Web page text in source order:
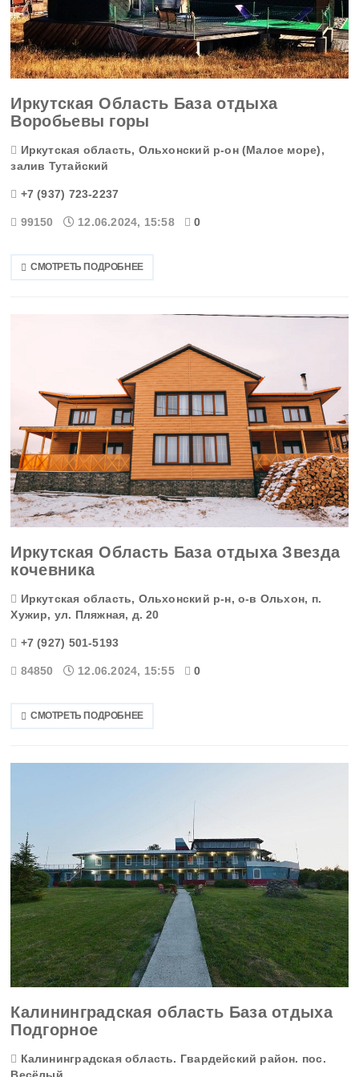
Оренбургская область
Орловская область
Пермский край
Самарская область
Саратовская область
Саха Якутия
Сахалинская область
Свердловская область
Северная Осетия
Смоленская область
Таймырский край
Тульская область
Тыва
Тюменская область
Удмуртская Республика
Ульяновская область
Иркутская Область База отдыха
Воробьевы горы
Иркутская область, Ольхонский р-он (Малое море),
залив Тутайский
+7 (937) 723-2237
99150 12.06.2024, 15:58 0
СМОТРЕТЬ ПОДРОБНЕЕ
Иркутская Область База отдыха Звезда
кочевника
Иркутская область, Ольхонский р-н, о-в Ольхон, п.
Хужир, ул. Пляжная, д. 20
+7 (927) 501-5193
84850 12.06.2024, 15:55 0
СМОТРЕТЬ ПОДРОБНЕЕ
Калининградская область База отдыха
Подгорное
Калининградская область. Гвардейский район. пос.